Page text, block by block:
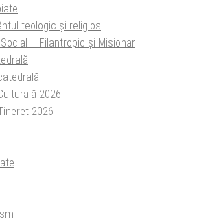
teologic şi religios
– Filantropic și Misionar
2026
2026